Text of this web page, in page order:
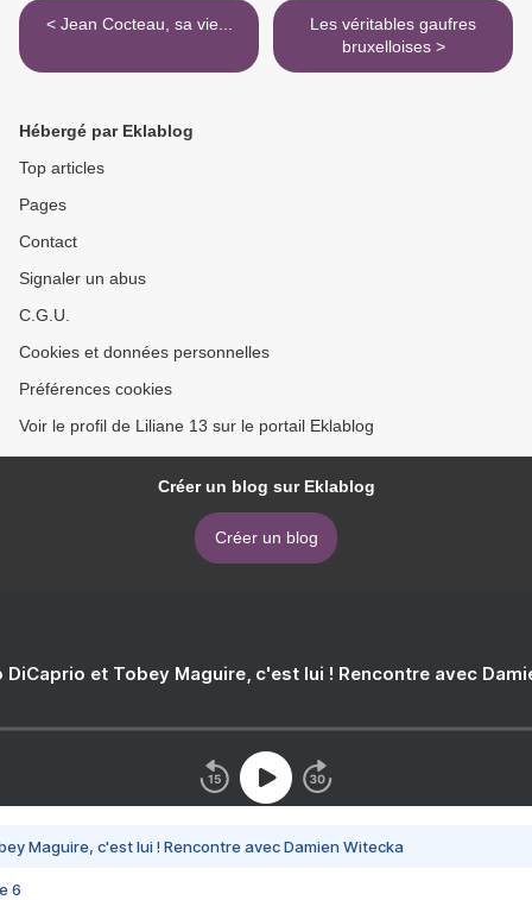
< Jean Cocteau, sa vie...
Les véritables gaufres
bruxelloises >
Hébergé par Eklablog
Top articles
Pages
Contact
Signaler un abus
C.G.U.
Cookies et données personnelles
Préférences cookies
Voir le profil de Liliane 13 sur le portail Eklablog
Créer un blog sur Eklablog
Créer un blog
DiCaprio et Tobey Maguire, c'est lui ! Rencontre avec
Maguire, c'est lui ! Rencontre avec Damien Witecka
6